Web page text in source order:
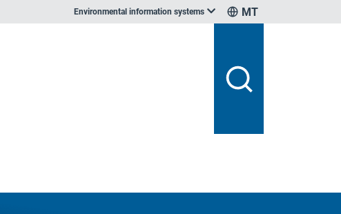
Environmental information systems MT